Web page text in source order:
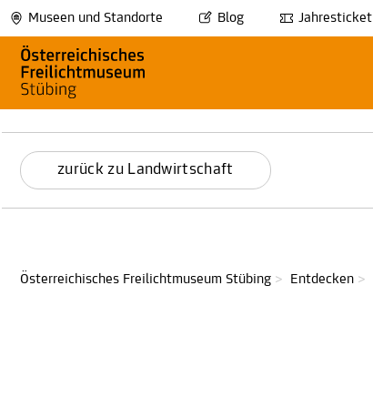
Museen und Standorte Blog Jahresticket
zurück zu Landwirtschaft
Österreichisches Freilichtmuseum Stübing > Entdecken >